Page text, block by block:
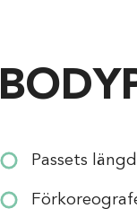
Passets